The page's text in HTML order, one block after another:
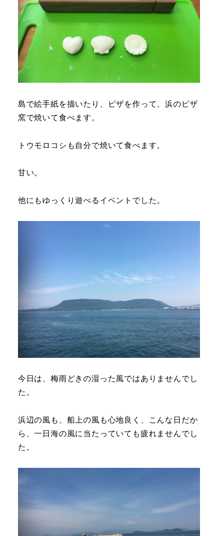
島で絵手紙を描いたり、ピザを作って、浜のピザ
窯で焼いて食べます。
トウモロコシも自分で焼いて食べます。
甘い。
他にもゆっくり遊べるイベントでした。
今日は、梅雨どきの湿った風ではありませんでし
た。
浜辺の風も、船上の風も心地良く、こんな日だか
ら、一日海の風に当たっていても疲れませんでし
た。